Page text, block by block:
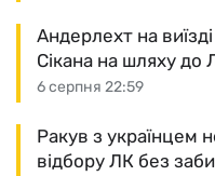
6 серпня 22:59
Андерлехт на
Сікана на шляху до
Ракув з українцем
відбору ЛК без